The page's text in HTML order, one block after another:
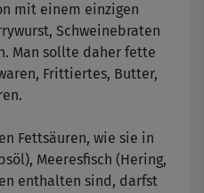
mit einem einzigen
Schweinebraten
Man sollte daher fette
Frittiertes, Butter,
Fettsäuren, wie sie in
Meeresfisch (Hering,
enthalten sind, darfst